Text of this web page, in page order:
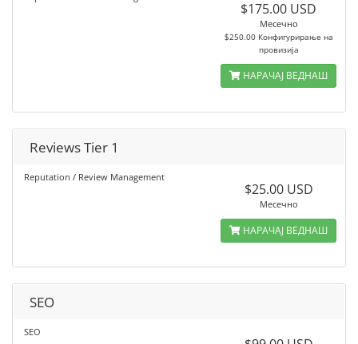
$175.00 USD
Месечно
$250.00 Конфигурирање на
провизија
НАРАЧАЈ ВЕДНАШ
Reviews Tier 1
Reputation / Review Management
$25.00 USD
Месечно
НАРАЧАЈ ВЕДНАШ
SEO
SEO